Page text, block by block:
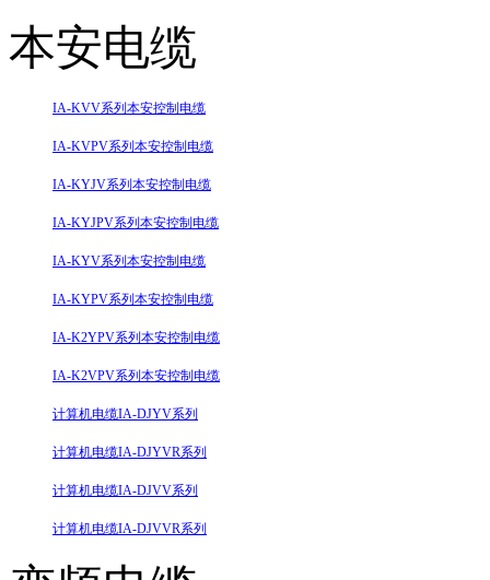
本安电缆
IA-KVV系列本安控制电缆
IA-KVPV系列本安控制电缆
IA-KYJV系列本安控制电缆
IA-KYJPV系列本安控制电缆
IA-KYV系列本安控制电缆
IA-KYPV系列本安控制电缆
IA-K2YPV系列本安控制电缆
IA-K2VPV系列本安控制电缆
计算机电缆IA-DJYV系列
计算机电缆IA-DJYVR系列
计算机电缆IA-DJVV系列
计算机电缆IA-DJVVR系列